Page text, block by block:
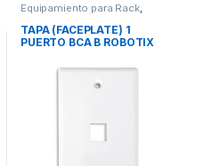
Equipamiento para Rack,
Protección Eléctrica
TAPA (FACEPLATE) 1
PUERTO BCA B ROBOTIX